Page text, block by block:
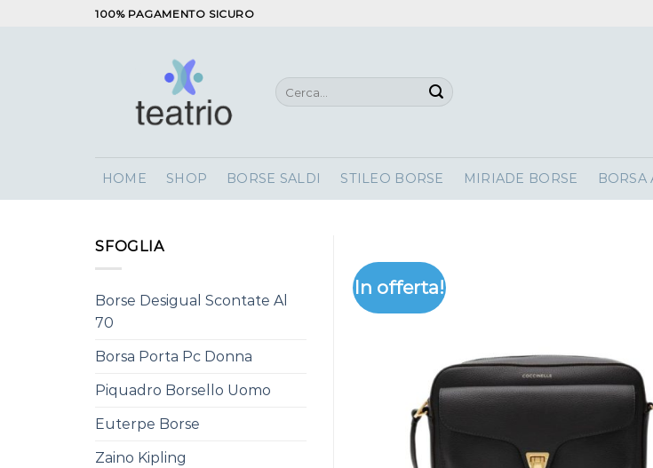
100% PAGAMENTO SICURO
Cerca:
HOME SHOP BORSE SALDI STILEO BORSE MIRIADE BORSE BORSA
SFOGLIA
Borse Desigual Scontate Al
70
Borsa Porta Pc Donna
Piquadro Borsello Uomo
Euterpe Borse
Zaino Kipling
In offerta!